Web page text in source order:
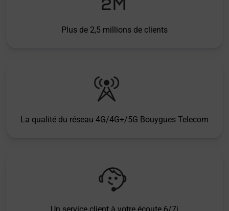
Plus de 2,5 millions de clients
La qualité du réseau 4G/4G+/5G Bouygues Telecom